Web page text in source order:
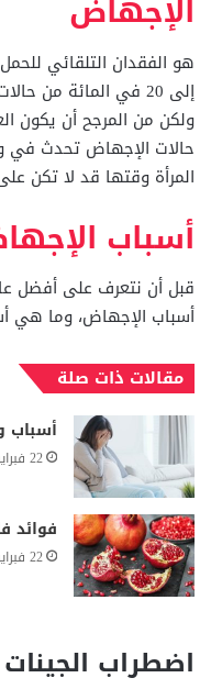
الإجهاض
إلى 20 في المائة من
ولكن من المرجح أن يكون
حالات الإجهاض تحدث في
المرأة وقتها قد لا تكن
أسباب
قبل أن نتعرف على أفضل
أسباب الإجهاض، وما هي
مقالات ذات صلة
أسباب
22 فبراير، 2021
فوائد
22 فبراير، 2021
اضطراب